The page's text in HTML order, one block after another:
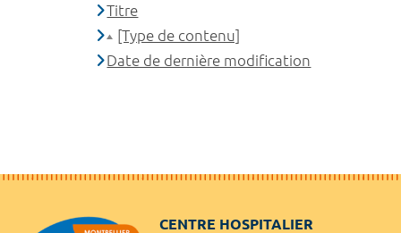
Titre
[Type de contenu]
Date de dernière modification
CENTRE HOSPITALIER